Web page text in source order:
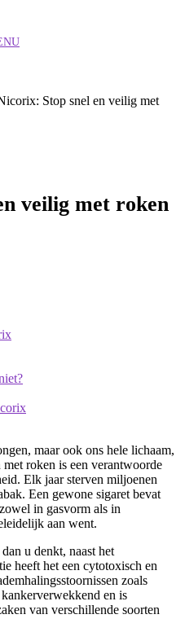
Stop snel en veilig met
veilig met roken
maar ook ons ​​hele lichaam,
roken is een verantwoorde
Elk jaar sterven miljoenen
Een gewone sigaret bevat
in gasvorm als in
aan went.
u denkt, naast het
heeft het een cytotoxisch en
zoals
en is
van verschillende soorten